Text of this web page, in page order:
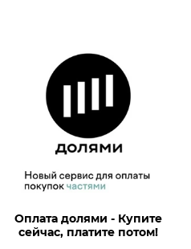
Оплата долями - Купите
сейчас, платите потом!